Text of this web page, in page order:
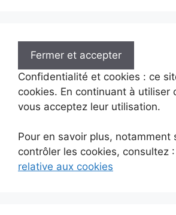
Confidentialité et cookies : ce
cookies. En continuant à utiliser
vous acceptez leur utilisation.
Pour en savoir plus, notamment
contrôler les cookies, consultez :
relative aux cookies